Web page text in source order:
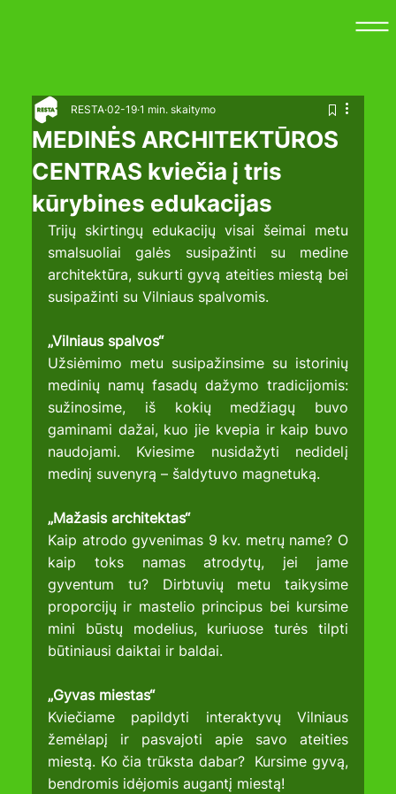
MEDINĖS ARCHITEKTŪROS
CENTRAS kviečia į tris
kūrybines edukacijas
RESTA 02-19 1 min. skaitymo
Trijų skirtingų edukacijų visai šeimai metu
smalsuoliai galės susipažinti su medine
architektūra, sukurti gyvą ateities miestą bei
susipažinti su Vilniaus spalvomis.
„Vilniaus spalvos“
Užsiėmimo metu susipažinsime su istorinių
medinių namų fasadų dažymo tradicijomis:
sužinosime, iš kokių medžiagų buvo
gaminami dažai, kuo jie kvepia ir kaip buvo
naudojami. Kviesime nusidažyti nedidelį
medinį suvenyrą – šaldytuvo magnetuką.
„Mažasis architektas“
Kaip atrodo gyvenimas 9 kv. metrų name? O
kaip toks namas atrodytų, jei jame
gyventum tu? Dirbtuvių metu taikysime
proporcijų ir mastelio principus bei kursime
mini būstų modelius, kuriuose turės tilpti
būtiniausi daiktai ir baldai.
„Gyvas miestas“
Kviečiame papildyti interaktyvų Vilniaus
žemėlapį ir pasvajoti apie savo ateities
miestą. Ko čia trūksta dabar?  Kursime gyvą,
bendromis idėjomis augantį miestą!